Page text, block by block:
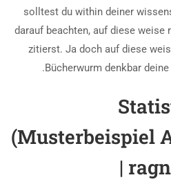
solltest du within deiner
darauf beachten, auf diese weise
zitierst. Ja doch auf diese
Bücherwurm denkbar
(Musterbeispiel
|